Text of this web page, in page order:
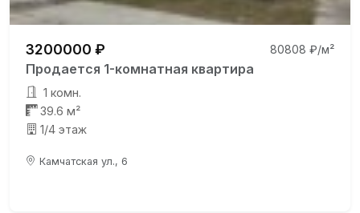
3200000 ₽ 80808 ₽/м²
Продается 1-комнатная квартира
1 комн.
39.6 м²
1/4 этаж
Камчатская ул., 6